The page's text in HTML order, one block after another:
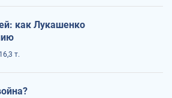
как Лукашенко
16,3 т.